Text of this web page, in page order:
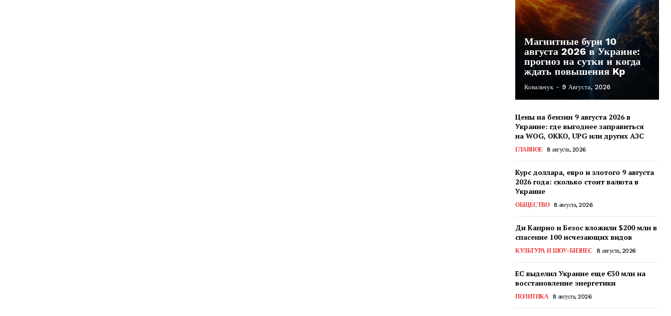
Магнитные бури 10
августа 2026 в Украине:
прогноз на сутки и когда
ждать повышения Kp
Ковальчук - 9 Августа, 2026
Цены на бензин 9 августа 2026 в
Украине: где выгоднее заправиться
на WOG, OKKO, UPG или других АЗС
ГЛАВНОЕ 8 августа, 2026
Курс доллара, евро и злотого 9 августа
2026 года: сколько стоит валюта в
Украине
ОБЩЕСТВО 8 августа, 2026
Ди Каприо и Безос вложили $200 млн в
спасение 100 исчезающих видов
КУЛЬТУРА И ШОУ-БИЗНЕС 8 августа, 2026
ЕС выделил Украине еще €30 млн на
восстановление энергетики
ПОЛИТИКА 8 августа, 2026